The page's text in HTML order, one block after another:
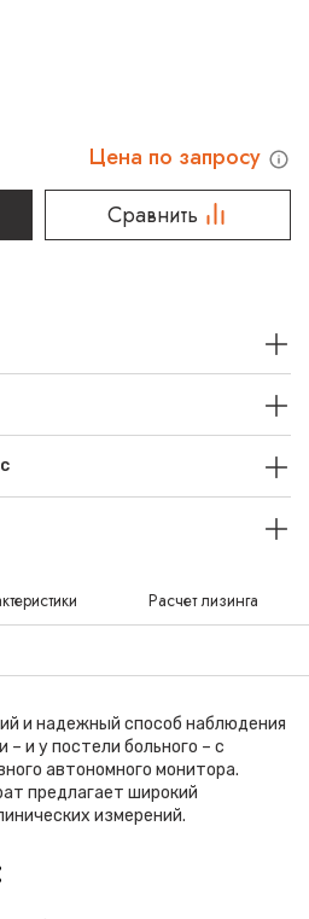
автономного монитора.
предлагает широкий
Цена по запросу
Сравнить
Расчет лизинга
и надежный способ наблюдения
и у постели больного – с
автономного монитора.
предлагает широкий
измерений.